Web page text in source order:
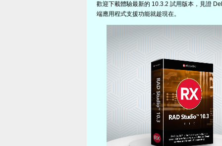
歡迎下載體驗最新的 10.3.2 試用版本，見證
端應用程式支援功能就趁現在。